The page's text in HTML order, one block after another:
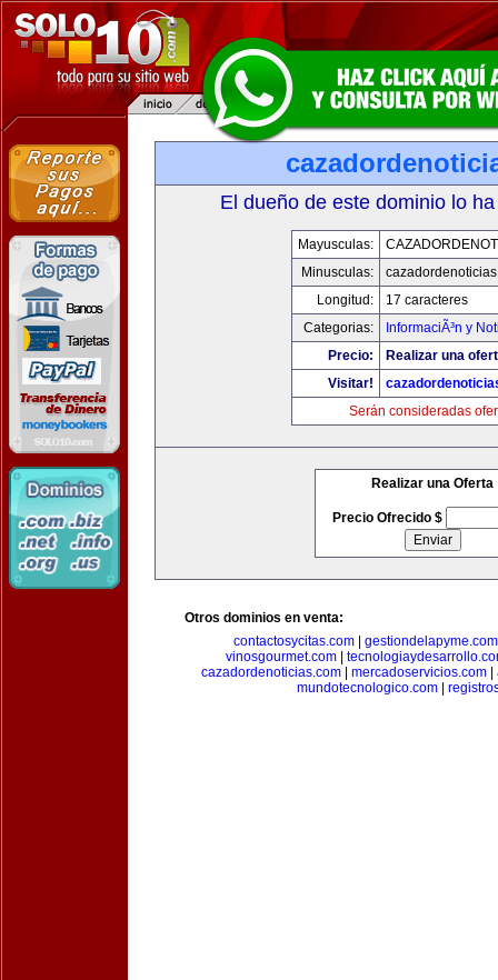
El dueño de este dominio lo
Mayusculas:
Minusculas:
Longitud:
17 caracteres
Categorias:
InformaciÃ³n y
Precio:
Realizar una
Visitar!
Serán consideradas
Realizar una Oferta
Precio Ofrecido $
Otros dominios en venta:
contactosycitas.com| gestiondelapyme.com
vinosgourmet.com
cazadordenoticias.com
mercadoservicios.com
mundotecnologico.com|